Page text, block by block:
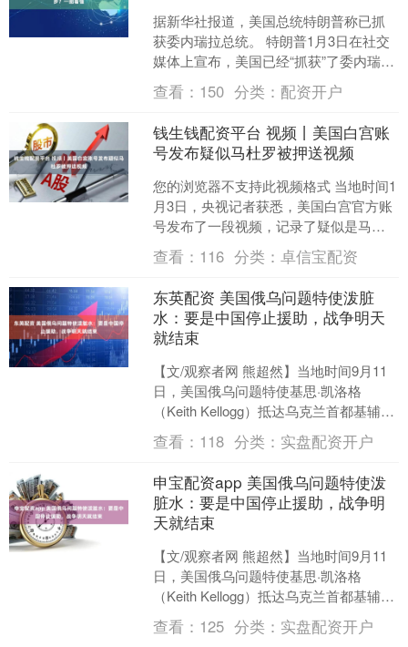
据新华社报道，美国总统特朗普称已抓
获委内瑞拉总统。 特朗普1月3日在社交
媒体上宣布，美国已经“抓获”了委内瑞拉
领导人尼古拉斯·马杜罗及其妻子，并将
他们带离委内瑞....
查看： 150 分类： 配资开户
钱生钱配资平台 视频丨美国白宫账
号发布疑似马杜罗被押送视频
您的浏览器不支持此视频格式 当地时间1
月3日，央视记者获悉，美国白宫官方账
号发布了一段视频，记录了疑似是马杜
罗被押送抵达美国缉毒署（DEA）办公
室的画面。视频显....
查看： 116 分类：卓信宝配资
东英配资 美国俄乌问题特使泼脏
水：要是中国停止援助，战争明天
就结束
【文/观察者网 熊超然】当地时间9月11
日，美国俄乌问题特使基思·凯洛格
（Keith Kellogg）抵达乌克兰首都基辅进
行正式访问。9月13日，他在出席“雅
尔....
查看： 118 分类： 实盘配资开户
申宝配资app 美国俄乌问题特使泼
脏水：要是中国停止援助，战争明
天就结束
【文/观察者网 熊超然】当地时间9月11
日，美国俄乌问题特使基思·凯洛格
（Keith Kellogg）抵达乌克兰首都基辅进
行正式访问。9月13日，他在出席“雅
尔....
查看： 125 分类： 实盘配资开户